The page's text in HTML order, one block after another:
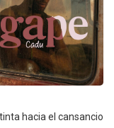
hacia el cansancio